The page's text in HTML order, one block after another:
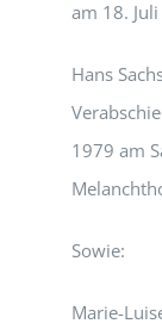
am 18.
Hans
1979 am
Sowie:
Marie-